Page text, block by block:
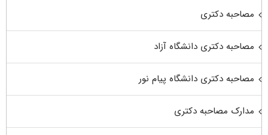
مصاحبه دکتری
مصاحبه دکتری دانشگاه آزاد
مصاحبه دکتری دانشگاه پیام نور
مدارک مصاحبه دکتری